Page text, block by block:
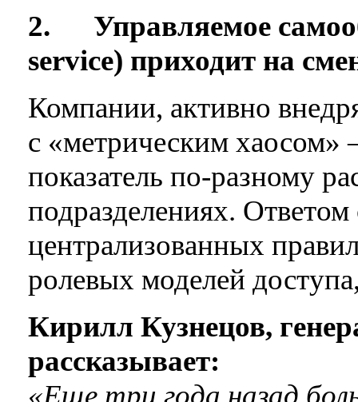
2. Управляемое
service) приходит на
Компании, активно
с «метрическим хаосом»
показатель по-разному
подразделениях. Ответом
централизованных
ролевых моделей
Кирилл Кузнецов,
рассказывает: